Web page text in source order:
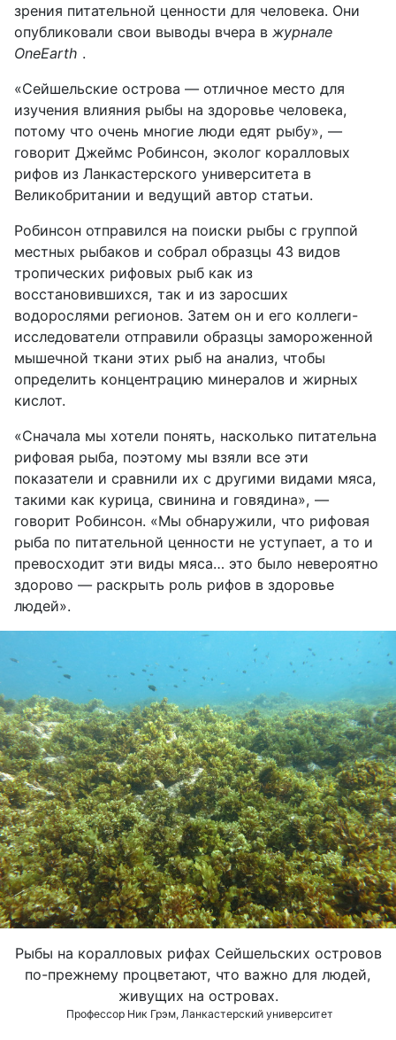
зрения питательной ценности для человека. Они
опубликовали свои выводы вчера в журнале
OneEarth .
«Сейшельские острова — отличное место для
изучения влияния рыбы на здоровье человека,
потому что очень многие люди едят рыбу», —
говорит Джеймс Робинсон, эколог коралловых
рифов из Ланкастерского университета в
Великобритании и ведущий автор статьи.
Робинсон отправился на поиски рыбы с группой
местных рыбаков и собрал образцы 43 видов
тропических рифовых рыб как из
восстановившихся, так и из заросших
водорослями регионов. Затем он и его коллеги-
исследователи отправили образцы замороженной
мышечной ткани этих рыб на анализ, чтобы
определить концентрацию минералов и жирных
кислот.
«Сначала мы хотели понять, насколько питательна
рифовая рыба, поэтому мы взяли все эти
показатели и сравнили их с другими видами мяса,
такими как курица, свинина и говядина», —
говорит Робинсон. «Мы обнаружили, что рифовая
рыба по питательной ценности не уступает, а то и
превосходит эти виды мяса… это было невероятно
здорово — раскрыть роль рифов в здоровье
людей».
Рыбы на коралловых рифах Сейшельских островов
по-прежнему процветают, что важно для людей,
живущих на островах.
Профессор Ник Грэм, Ланкастерский университет